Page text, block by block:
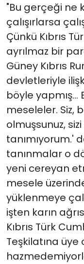
"Bu gerçeği ne
çalışırlarsa
Çünkü Kıbrıs
ayrılmaz bir
Güney Kıbrıs
devletleriyle
böyle
meseleler. Siz,
olmuşsunuz,
tanımıyorum.'
tanınmalar o
yeni cereyan
mesele
yüklenmeye
işten karın
Kıbrıs Türk
Teşkilatına üye